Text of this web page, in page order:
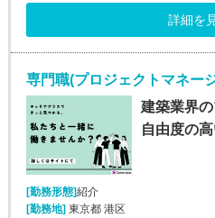
詳細を
専門職(プロジェクトマネー
建築業界
自由度の
[勤務形態]紹介
[勤務地] 東京都 港区